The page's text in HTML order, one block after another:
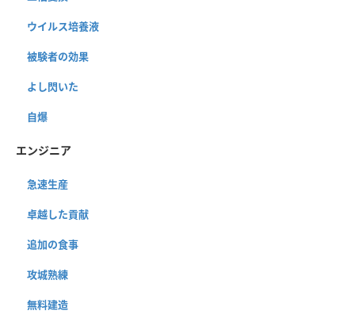
ウイルス培養液
被験者の効果
よし閃いた
自爆
エンジニア
急速生産
卓越した貢献
追加の食事
攻城熟練
無料建造